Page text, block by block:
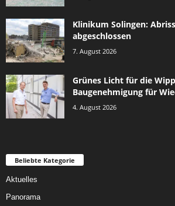
Klinikum Solingen:
abgeschlossen
7. August 2026
Grünes Licht für die
Baugenehmigung für
4. August 2026
Beliebte Kategorie
Aktuelles
Panorama